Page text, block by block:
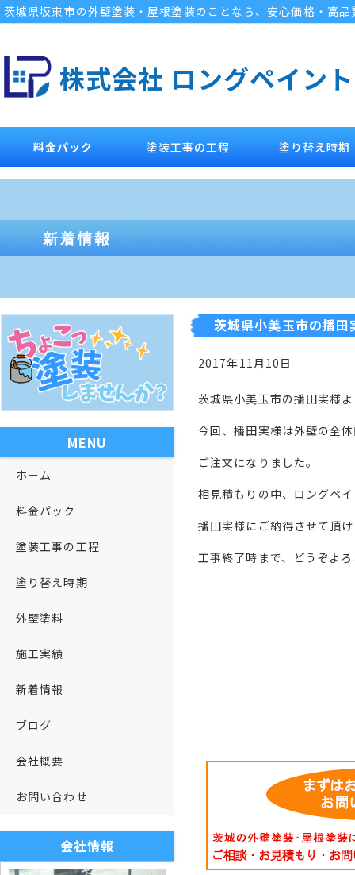
茨城県坂東市の外壁塗装・屋根塗装のことなら、安心価格・高
株式会社 ロングペイント
料金パック 塗装工事の工程 塗り替え時期
茨城県小美玉市の播
2017年11月10日
茨城県小美玉市の播田実様
今回、播田実様は外壁の全
ご注文になりました。
相見積もりの中、ロングペ
播田実様にご納得させて頂
工事終了時まで、どうぞよ
MENU
ホーム
料金パック
塗装工事の工程
塗り替え時期
外壁塗料
施工実績
新着情報
ブログ
会社概要
お問い合わせ
会社情報